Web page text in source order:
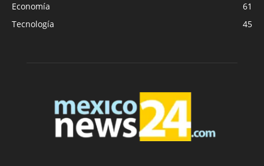
Economía
61
Tecnología
45